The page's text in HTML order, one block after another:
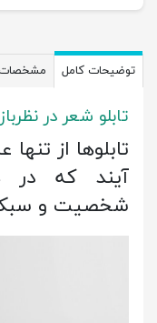
توضیحات کامل
تابلو شعر در
تابلوها از
آیند که در
شخصیت و